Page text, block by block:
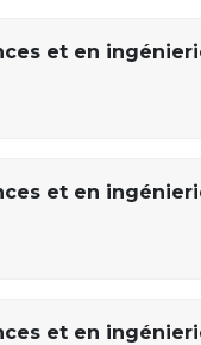
et en
et en
et en